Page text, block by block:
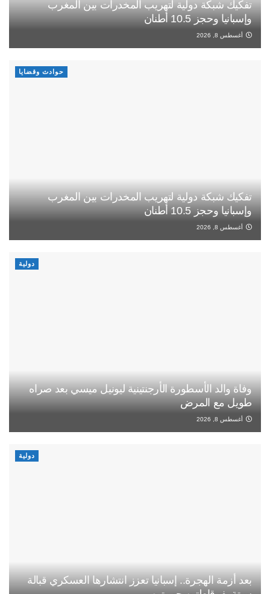
تفكيك شبكة دولية لتهريب المخدرات بين المغرب
وإسبانيا وحجز 10.5 أطنان
أغسطس 8, 2026
حوادث وقضايا
تفكيك شبكة دولية لتهريب المخدرات بين المغرب
وإسبانيا وحجز 10.5 أطنان
أغسطس 8, 2026
دولية
وفاة والد الأسطورة الأرجنتينية ليونيل ميسي بعد صراه
طويل مع المرض
أغسطس 8, 2026
دولية
بعد أزمة الهجرة.. إسبانيا تعزز انتشارها العسكري قبالة